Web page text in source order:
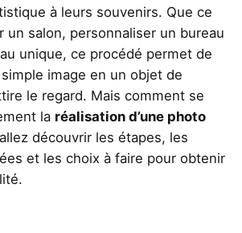
à leurs souvenirs. Que ce
un salon, personnaliser un bureau
unique, ce procédé permet de
image en un objet de
le regard. Mais comment se
la réalisation d’une photo
découvrir les étapes, les
et les choix à faire pour obtenir